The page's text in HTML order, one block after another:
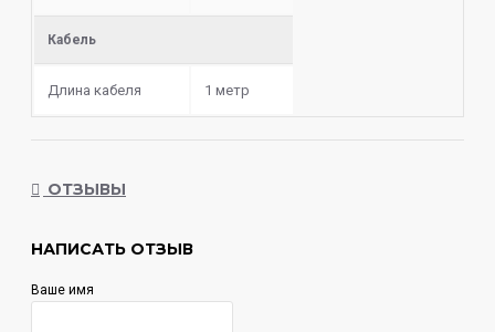
Кабель
Длина кабеля 1 метр
ОТЗЫВЫ
НАПИСАТЬ ОТЗЫВ
Ваше имя